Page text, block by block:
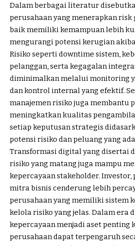
Dalam berbagai literatur
perusahaan yang menerapkan risk
baik memiliki kemampuan lebih
mengurangi potensi kerugian
Risiko seperti downtime sistem,
pelanggan, serta kegagalan
diminimalkan melalui monitoring
dan kontrol internal yang efektif.
manajemen risiko juga membantu
meningkatkan kualitas
setiap keputusan strategis
potensi risiko dan peluang yang
Transformasi digital yang disertai
risiko yang matang juga mampu
kepercayaan stakeholder. Investor,
mitra bisnis cenderung lebih
perusahaan yang memiliki sistem
kelola risiko yang jelas. Dalam era
kepercayaan menjadi aset penting
perusahaan dapat terpengaruh